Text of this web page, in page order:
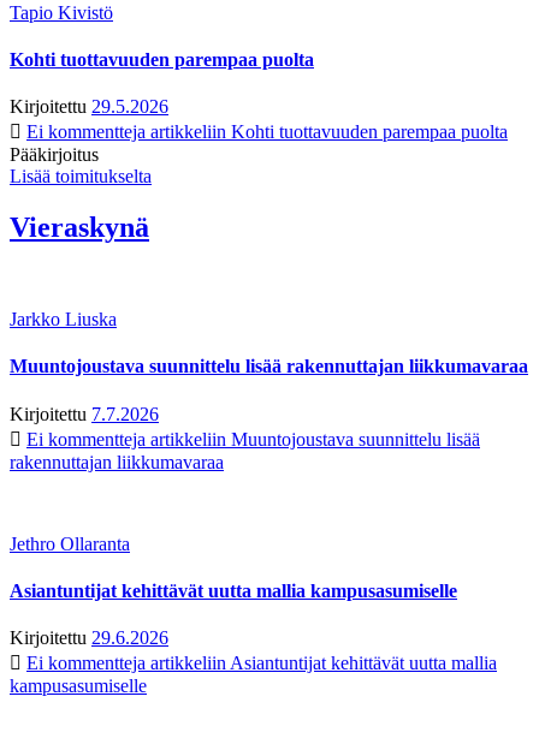
Tapio Kivistö
Kohti tuottavuuden parempaa puolta
Kirjoitettu 29.5.2026
Ei kommentteja artikkeliin Kohti tuottavuuden parempaa puolta
Pääkirjoitus
Lisää toimitukselta
Vieraskynä
Jarkko Liuska
Muuntojoustava suunnittelu lisää rakennuttajan liikkumavaraa
Kirjoitettu 7.7.2026
Ei kommentteja artikkeliin Muuntojoustava suunnittelu lisää
rakennuttajan liikkumavaraa
Jethro Ollaranta
Asiantuntijat kehittävät uutta mallia kampusasumiselle
Kirjoitettu 29.6.2026
Ei kommentteja artikkeliin Asiantuntijat kehittävät uutta mallia
kampusasumiselle